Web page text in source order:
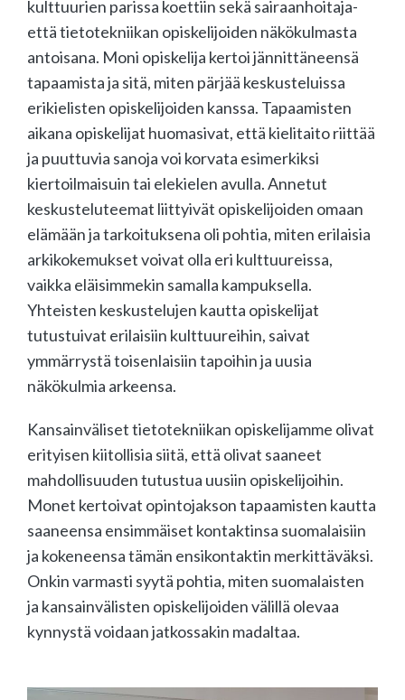
kulttuurien parissa koettiin sekä sairaanhoitaja-
että tietotekniikan opiskelijoiden näkökulmasta
antoisana. Moni opiskelija kertoi jännittäneensä
tapaamista ja sitä, miten pärjää keskusteluissa
erikielisten opiskelijoiden kanssa. Tapaamisten
aikana opiskelijat huomasivat, että kielitaito riittää
ja puuttuvia sanoja voi korvata esimerkiksi
kiertoilmaisuin tai elekielen avulla. Annetut
keskusteluteemat liittyivät opiskelijoiden omaan
elämään ja tarkoituksena oli pohtia, miten erilaisia
arkikokemukset voivat olla eri kulttuureissa,
vaikka eläisimmekin samalla kampuksella.
Yhteisten keskustelujen kautta opiskelijat
tutustuivat erilaisiin kulttuureihin, saivat
ymmärrystä toisenlaisiin tapoihin ja uusia
näkökulmia arkeensa.
Kansainväliset tietotekniikan opiskelijamme olivat
erityisen kiitollisia siitä, että olivat saaneet
mahdollisuuden tutustua uusiin opiskelijoihin.
Monet kertoivat opintojakson tapaamisten kautta
saaneensa ensimmäiset kontaktinsa suomalaisiin
ja kokeneensa tämän ensikontaktin merkittäväksi.
Onkin varmasti syytä pohtia, miten suomalaisten
ja kansainvälisten opiskelijoiden välillä olevaa
kynnystä voidaan jatkossakin madaltaa.